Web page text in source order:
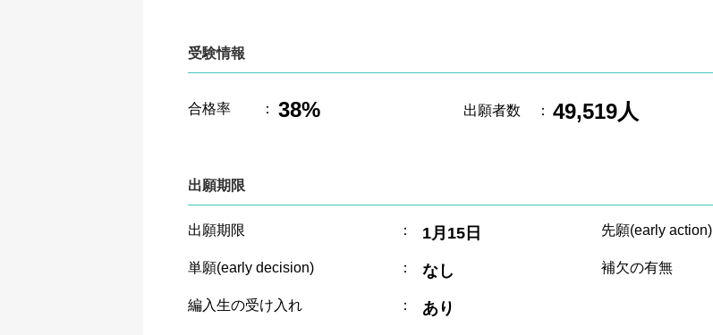
受験情報
合格率 ： 38% 出願者数 ： 49,519人
出願期限
出願期限 ： 1月15日 先願(early action)
単願(early decision) ： なし 補欠の有無
編入生の受け入れ ： あり